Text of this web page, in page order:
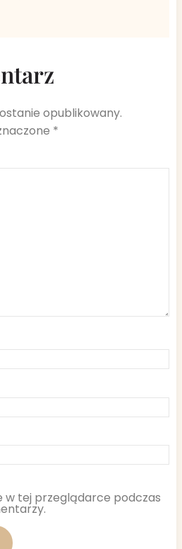
opublikowany.
*
w tej przeglądarce podczas